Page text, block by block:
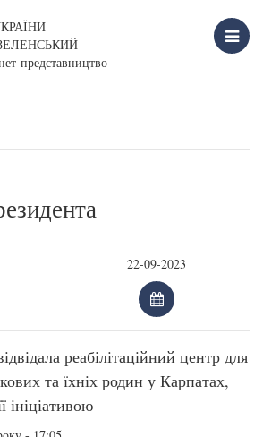
представництво
реабілітаційний центр для
та їхніх родин у Карпатах,
ініціативою